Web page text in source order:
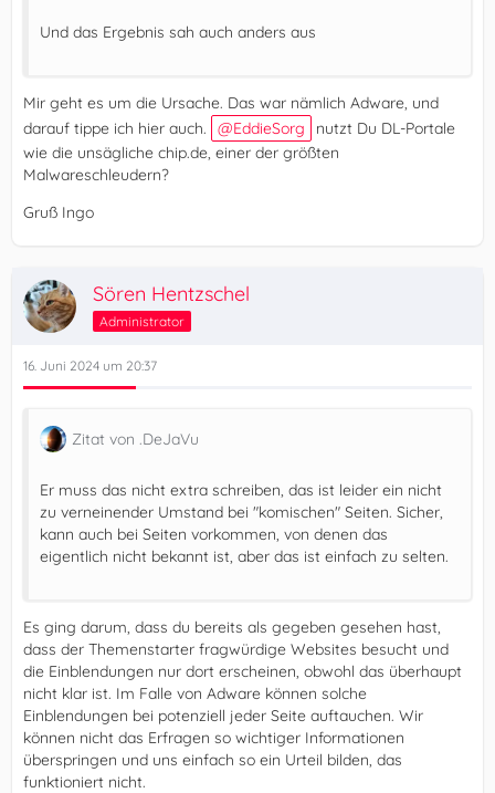
Und das Ergebnis sah auch anders aus
Mir geht es um die Ursache. Das war nämlich Adware, und
darauf tippe ich hier auch.
EddieSorg
nutzt Du DL-Portale
wie die unsägliche chip.de, einer der größten
Malwareschleudern?
Gruß Ingo
Sören Hentzschel
Administrator
16. Juni 2024 um 20:37
Zitat von .DeJaVu
Er muss das nicht extra schreiben, das ist leider ein nicht
zu verneinender Umstand bei "komischen" Seiten. Sicher,
kann auch bei Seiten vorkommen, von denen das
eigentlich nicht bekannt ist, aber das ist einfach zu selten.
Es ging darum, dass du bereits als gegeben gesehen hast,
dass der Themenstarter fragwürdige Websites besucht und
die Einblendungen nur dort erscheinen, obwohl das überhaupt
nicht klar ist. Im Falle von Adware können solche
Einblendungen bei potenziell jeder Seite auftauchen. Wir
können nicht das Erfragen so wichtiger Informationen
überspringen und uns einfach so ein Urteil bilden, das
funktioniert nicht.